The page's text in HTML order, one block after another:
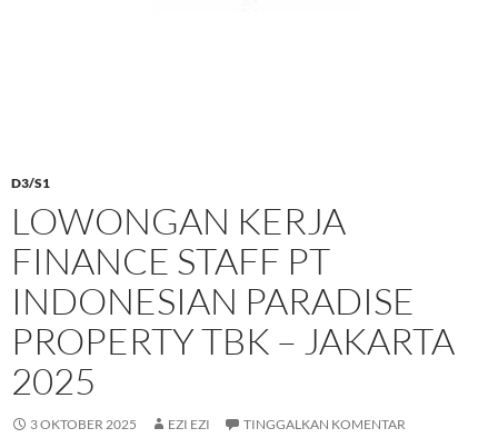
D3/S1
LOWONGAN KERJA
FINANCE STAFF PT
INDONESIAN PARADISE
PROPERTY TBK – JAKARTA
2025
3 OKTOBER 2025 EZI EZI TINGGALKAN KOMENTAR